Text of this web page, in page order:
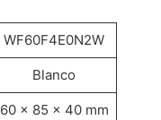
WF60F4E0N2W
Blanco
60 x 85 x 40 mm